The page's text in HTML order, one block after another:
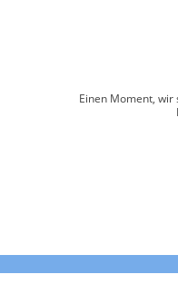
Einen Moment,